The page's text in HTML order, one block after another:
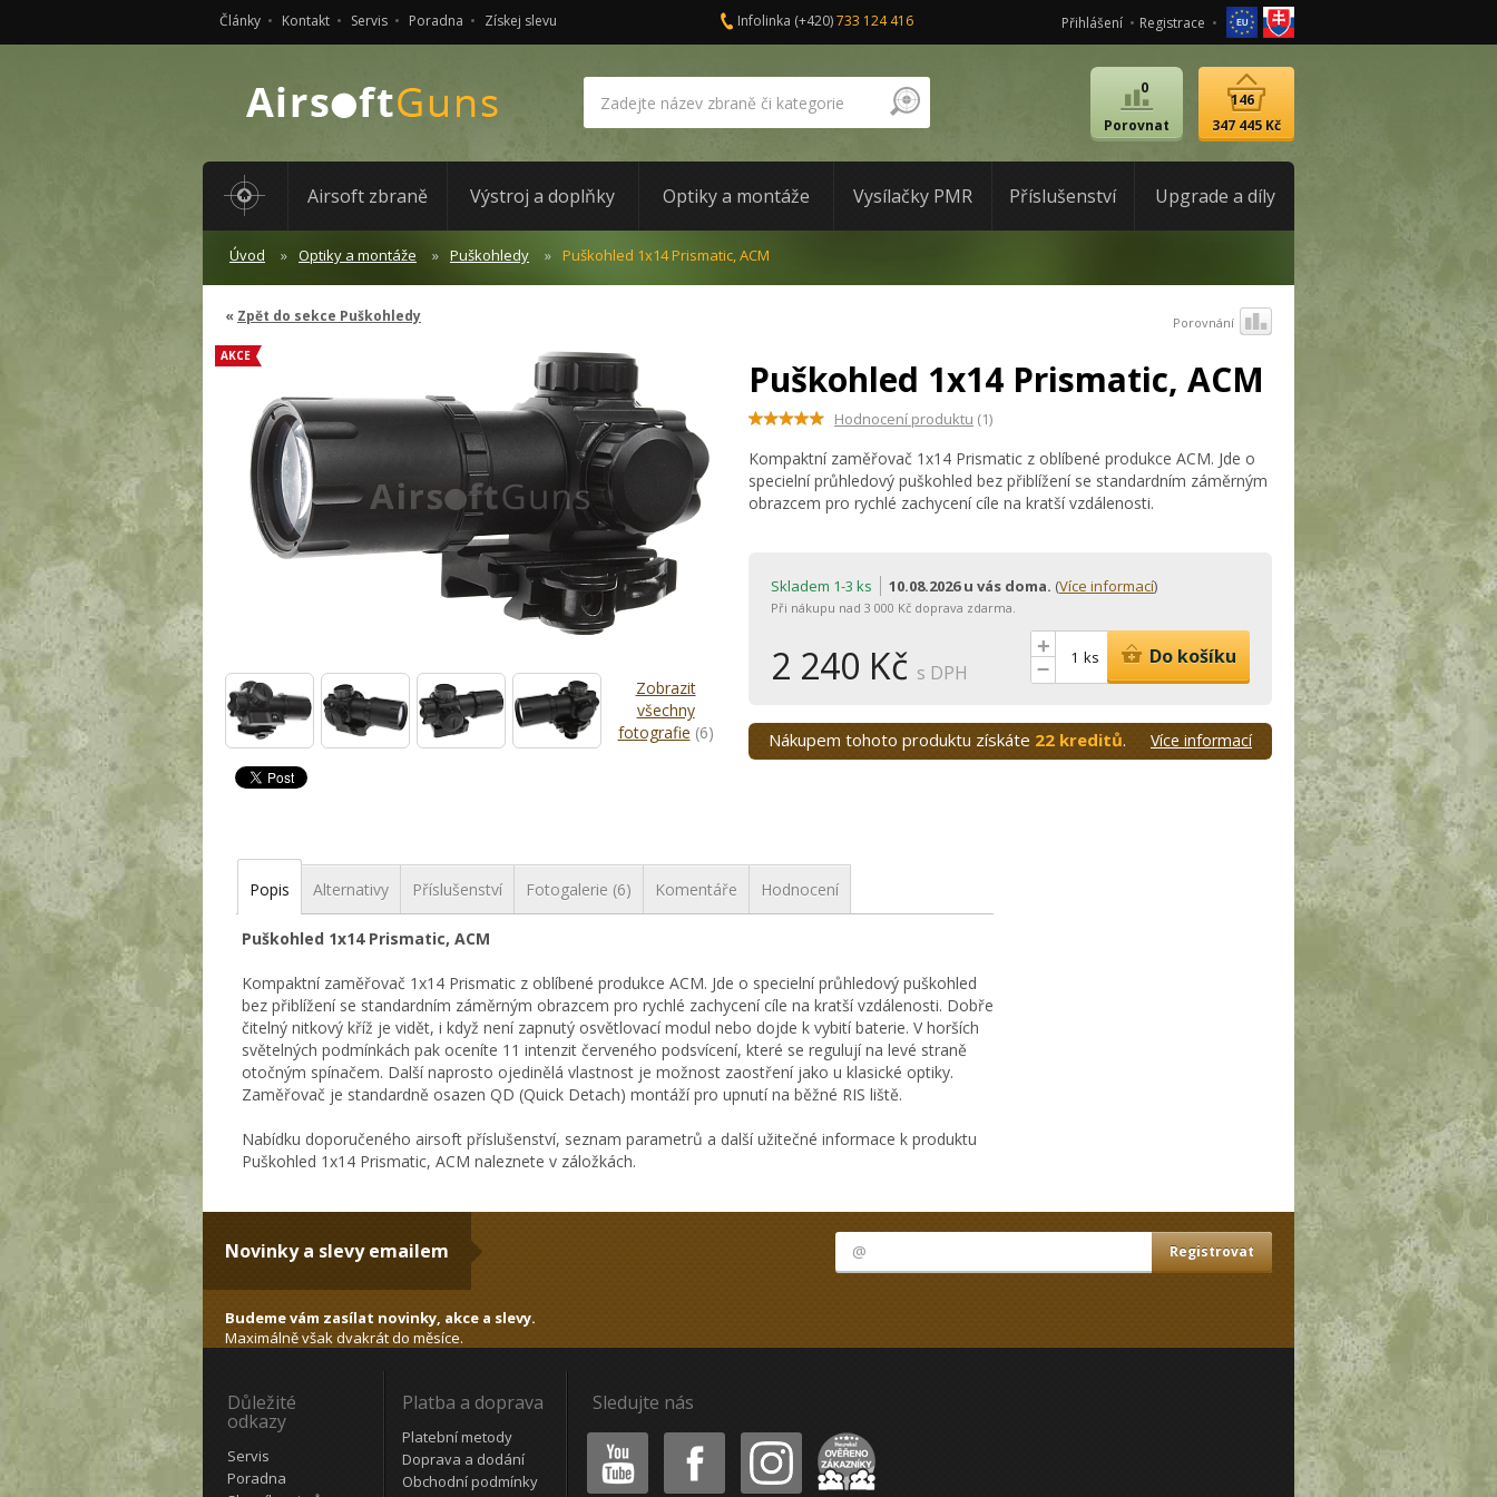
Články Kontakt Servis Poradna Získej slevu Infolinka (+420)733 124 416 Přihlášení Registrace
Porovnat
0
347 445 Kč
146
Airsoft zbraně Výstroj a doplňky Optiky a montáže Vysílačky PMR Příslušenství Upgrade a díly
Úvod Optiky a montáže Puškohledy Puškohled 1x14 Prismatic, ACM
Zpět do sekce Puškohledy Porovnání
Zobrazit
všechny
fotografie (6)
AKCE
Puškohled 1x14 Prismatic, ACM
Hodnocení produktu (1)
Kompaktní zaměřovač 1x14 Prismatic z oblíbené produkce ACM. Jde o
specielní průhledový puškohled bez přiblížení se standardním záměrným
obrazcem pro rychlé zachycení cíle na kratší vzdálenosti.
Skladem 1-3 ks 10.08.2026 u vás doma. (Více informací)
Při nákupu nad 3 000 Kč doprava zdarma.
2 240 Kč s DPH
+
–
ks Do košíku
Nákupem tohoto produktu získáte 22 kreditů. Více informací
Popis Alternativy Příslušenství Fotogalerie (6) Komentáře Hodnocení
Puškohled 1x14 Prismatic, ACM
Kompaktní zaměřovač 1x14 Prismatic z oblíbené produkce ACM. Jde o specielní průhledový puškohled
bez přiblížení se standardním záměrným obrazcem pro rychlé zachycení cíle na kratší vzdálenosti. Dobře
čitelný nitkový kříž je vidět, i když není zapnutý osvětlovací modul nebo dojde k vybití baterie. V horších
světelných podmínkách pak oceníte 11 intenzit červeného podsvícení, které se regulují na levé straně
otočným spínačem. Další naprosto ojedinělá vlastnost je možnost zaostření jako u klasické optiky.
Zaměřovač je standardně osazen QD (Quick Detach) montáží pro upnutí na běžné RIS liště.
Nabídku doporučeného airsoft příslušenství, seznam parametrů a další užitečné informace k produktu
Puškohled 1x14 Prismatic, ACM naleznete v záložkách.
Novinky a slevy emailem
Budeme vám zasílat novinky, akce a slevy.
Maximálně však dvakrát do měsíce.
Důležité
odkazy
Servis
Poradna
Platba a doprava
Platební metody
Doprava a dodání
Obchodní podmínky
Sledujte nás
Youtube Facebook Instagram Heureka